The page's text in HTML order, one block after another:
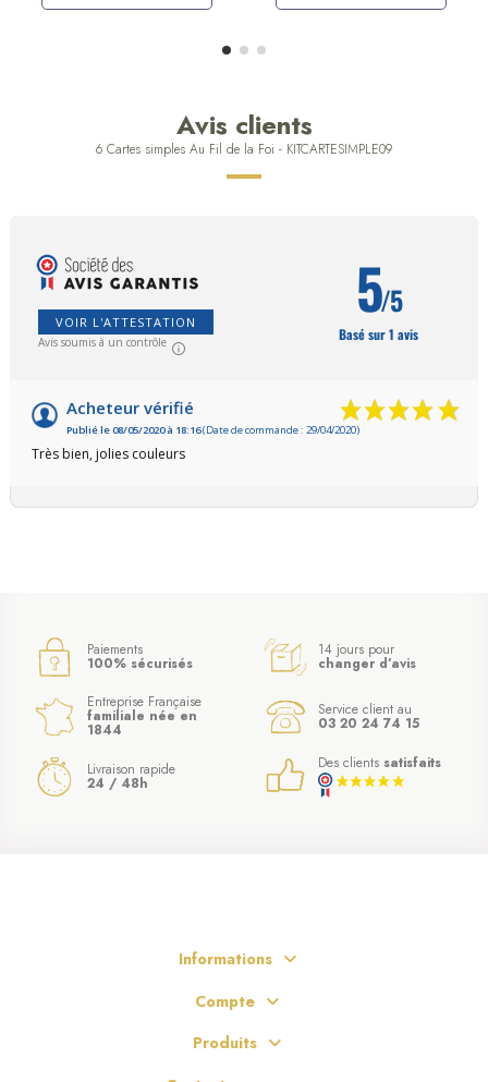
Avis clients
6 Cartes simples Au Fil de la Foi - KITCARTESIMPLE09
VOIR L'ATTESTATION
Avis soumis à un contrôle
5/5
Basé sur 1 avis
Acheteur vérifié
Publié le 08/05/2020 à 18:16(Date de commande : 29/04/2020)
Très bien, jolies couleurs
Paiements
100% sécurisés
14 jours pour
changer d’avis
Entreprise Française
familiale née en
1844
Service client au
03 20 24 74 15
Livraison rapide
24 / 48h
Des clients satisfaits
Informations
Compte
Produits